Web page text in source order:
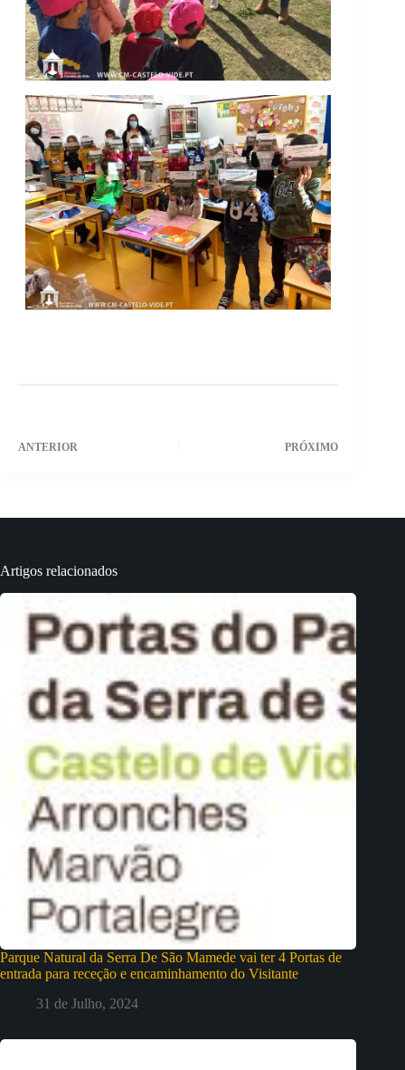
ANTERIOR PRÓXIMO
Artigos relacionados
Parque Natural da Serra De São Mamede vai ter 4 Portas de
entrada para receção e encaminhamento do Visitante
31 de Julho, 2024